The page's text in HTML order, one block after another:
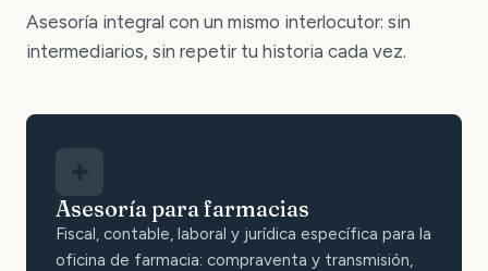
Asesoría integral con un mismo interlocutor: sin
intermediarios, sin repetir tu historia cada vez.
Asesoría para farmacias
Fiscal, contable, laboral y jurídica específica para la
oficina de farmacia: compraventa y transmisión,